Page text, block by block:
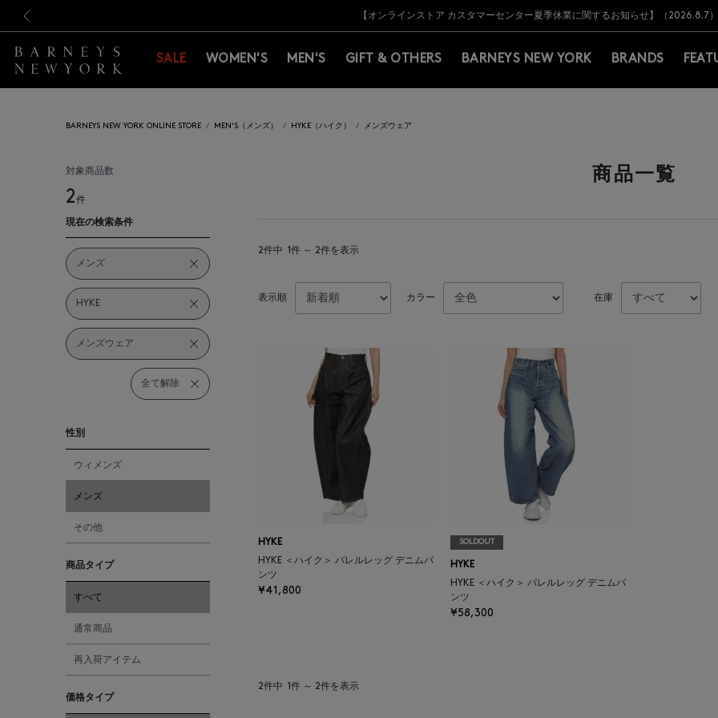
新規登録のお客様も対象！＜MY BARNEYS＞会員のお客様は11,000円（税込）以上のお買上げで常時送料無料
【夏季休業に伴う出荷一時停止のお知らせ】(2026.8.7)
【オンラインストア カスタマーセンター夏季休業に関するお知らせ】（2026.8.7）
【夏季休業に伴う返品・交換承り一時停止のお知らせ】（2026.8.5）
熊本県を中心とした地震の影響によるお荷物のお届けについて
【開催中】SUMMER SALEのご案内・ご注意事項
新規登録のお客様も対象！＜MY BARNEYS＞会員のお客様は11,000円（税込）以上のお買上げで常時送料無料
【夏季休業に伴う出荷一時停止のお知らせ】(2026.8.7)
SALE WOMEN'S MEN'S GIFT & OTHERS BARNEYS NEW YORK BRANDS
BARNEYS NEW YORK ONLINE STORE MEN'S（メンズ） HYKE（ハイク） メンズウェア
対象商品数
2件
現在の検索条件
メンズ
HYKE
メンズウェア
全て解除
性別
ウィメンズ
メンズ
その他
商品タイプ
すべて
通常商品
再入荷アイテム
価格タイプ
商品一覧
2件中 1件 ～ 2件を表示
表示順 カラー 在庫
HYKE
HYKE ＜ハイク＞ バレルレッグ デニムパ
ンツ
¥41,800
SOLDOUT
HYKE
HYKE ＜ハイク＞ バレルレッグ デニムパ
ンツ
¥58,300
2件中 1件 ～ 2件を表示